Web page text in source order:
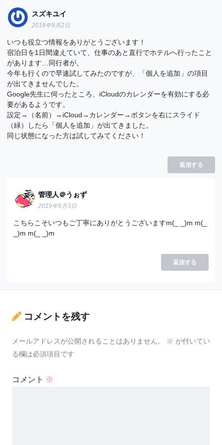
スズキユイ
2019年9月2日
いつも役立つ情報をありがとうございます！
宿泊日を1日間違えていて、仕事のあと直行でホテルへ行ったこと
があります…同行者が。
今年も行くので早速試してみたのですが、「個人を追加」の項目
が出てきませんでした。
Google先生に伺ったところ、iCloudのカレンダーを有効にする必
要があるようです。
設定→（名前）→iCloud→カレンダー→ボタンを右にスライド
（緑）したら「個人を追加」が出てきました。
同じ状態になった方は試してみてください！
返信する
管理人＠うぉず
2019年9月3日
こちらこそいつもご丁寧にありがとうございますm(_ _)m m(_
_)m m(_ _)m
返信する
コメントを残す
メールアドレスが公開されることはありません。 ※ が付いてい
る欄は必須項目です
コメント ※